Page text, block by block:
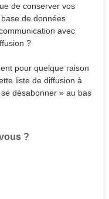
de conserver vos
de données
avec
?
pour quelque raison
liste de diffusion à
désabonner » au bas
?